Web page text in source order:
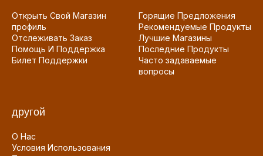
Открыть Свой Магазин
профиль
Отслеживать Заказ
Помощь И Поддержка
Билет Поддержки
Горящие Предложения
Рекомендуемые Продукты
Лучшие Магазины
Последние Продукты
Часто задаваемые
вопросы
другой
О Нас
Условия Использования